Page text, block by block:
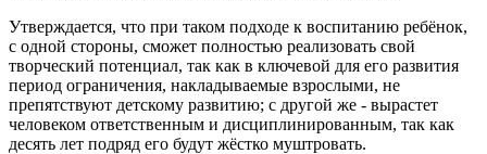
Утверждается, что при таком подходе к воспитанию ребёнок,
с одной стороны, сможет полностью реализовать свой
творческий потенциал, так как в ключевой для его развития
период ограничения, накладываемые взрослыми, не
препятствуют детскому развитию; с другой же - вырастет
человеком ответственным и дисциплинированным, так как
десять лет подряд его будут жёстко муштровать.